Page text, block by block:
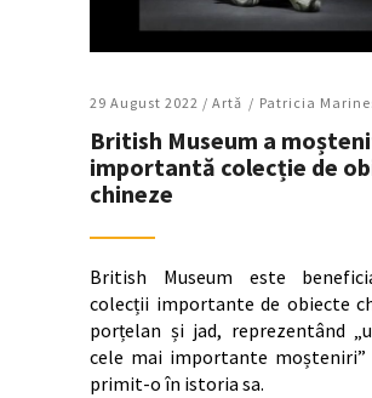
29 August 2022 / Artǎ Patricia
British Museum a
importantă colecție de
chineze
British Museum este
colecții importante de obiecte
porțelan și jad, reprezentând
cele mai importante moșteniri”
primit-o în istoria sa.